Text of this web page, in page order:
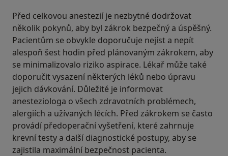
Před celkovou anestezií je nezbytné dodržovat
několik pokynů, aby byl zákrok bezpečný a úspěšný.
Pacientům se obvykle doporučuje nejíst a nepít
alespoň šest hodin před plánovaným zákrokem, aby
se minimalizovalo riziko aspirace. Lékař může také
doporučit vysazení některých léků nebo úpravu
jejich dávkování. Důležité je informovat
anesteziologa o všech zdravotních problémech,
alergiích a užívaných lécích. Před zákrokem se často
provádí předoperační vyšetření, které zahrnuje
krevní testy a další diagnostické postupy, aby se
zajistila maximální bezpečnost pacienta.